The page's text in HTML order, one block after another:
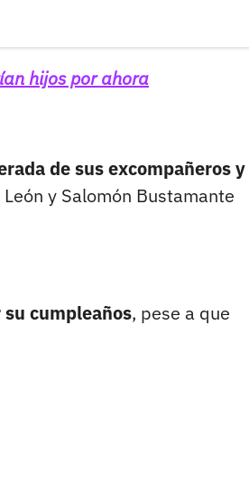
hijos por ahora
de sus excompañeros y
y Salomón Bustamante
cumpleaños, pese a que